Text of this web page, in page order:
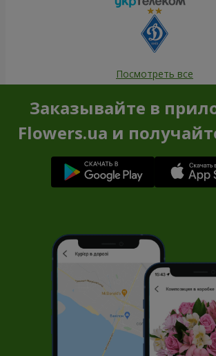
Посмотреть все
Заказывайте в
Flowers.ua и